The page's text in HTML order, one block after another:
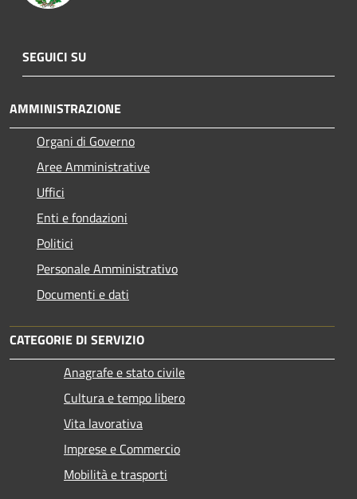
SEGUICI SU
AMMINISTRAZIONE
Organi di Governo
Aree Amministrative
Uffici
Enti e fondazioni
Politici
Personale Amministrativo
Documenti e dati
CATEGORIE DI SERVIZIO
Anagrafe e stato civile
Cultura e tempo libero
Vita lavorativa
Imprese e Commercio
Mobilità e trasporti